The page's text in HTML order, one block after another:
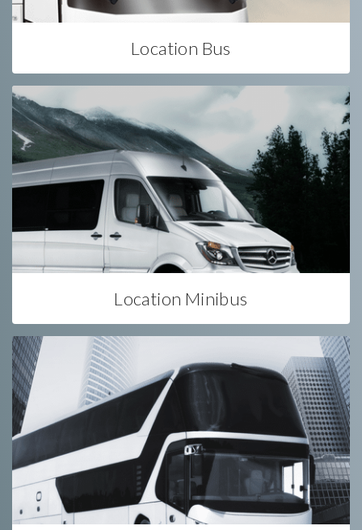
Location Bus
Location Minibus